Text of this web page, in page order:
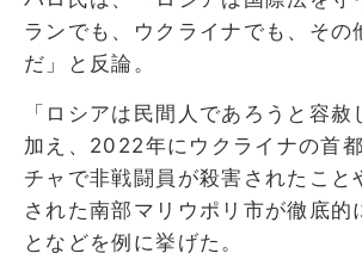
ランでも、ウクライナでも、その
だ」と反論。
「ロシアは民間人であろうと容
加え、2022年にウクライナの首
チャで非戦闘員が殺害されたこと
された南部マリウポリ市が徹底的
となどを例に挙げた。